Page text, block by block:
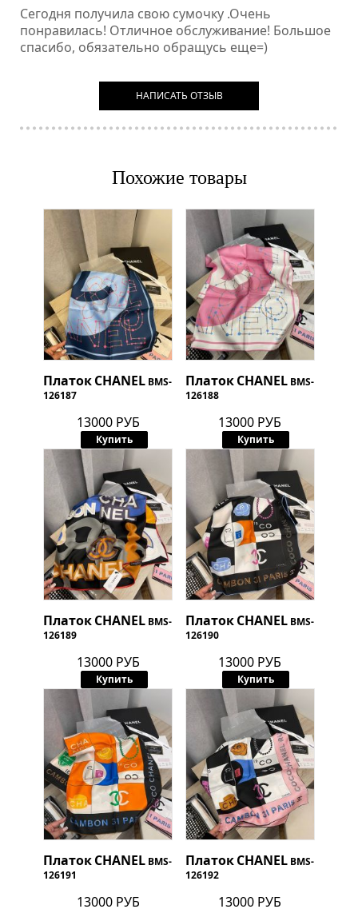
Сегодня получила свою сумочку .Очень
понравилась! Отличное обслуживание! Большое
спасибо, обязательно обращусь еще=)
НАПИСАТЬ ОТЗЫВ
Похожие товары
ПлатокCHANEL BMS-
126187
13000 РУБ
Купить
Платок CHANEL BMS-
126188
13000 РУБ
Купить
ПлатокCHANEL BMS-
126189
13000 РУБ
Купить
Платок CHANEL BMS-
126190
13000 РУБ
Купить
ПлатокCHANEL BMS-
126191
13000 РУБ
Платок CHANEL BMS-
126192
13000 РУБ